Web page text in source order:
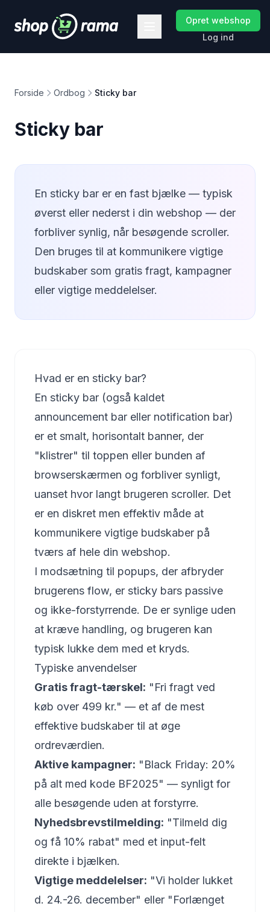
Opret webshop
Log ind
Forside Ordbog Sticky bar
Sticky bar
En sticky bar er en fast bjælke — typisk
øverst eller nederst i din webshop — der
forbliver synlig, når besøgende scroller.
Den bruges til at kommunikere vigtige
budskaber som gratis fragt, kampagner
eller vigtige meddelelser.
Hvad er en sticky bar?
En sticky bar (også kaldet
announcement bar eller notification bar)
er et smalt, horisontalt banner, der
"klistrer" til toppen eller bunden af
browserskærmen og forbliver synligt,
uanset hvor langt brugeren scroller. Det
er en diskret men effektiv måde at
kommunikere vigtige budskaber på
tværs af hele din webshop.
I modsætning til popups, der afbryder
brugerens flow, er sticky bars passive
og ikke-forstyrrende. De er synlige uden
at kræve handling, og brugeren kan
typisk lukke dem med et kryds.
Typiske anvendelser
Gratis fragt-tærskel: "Fri fragt ved
køb over 499 kr." — et af de mest
effektive budskaber til at øge
ordreværdien.
Aktive kampagner: "Black Friday: 20%
på alt med kode BF2025" — synligt for
alle besøgende uden at forstyrre.
Nyhedsbrevstilmelding: "Tilmeld dig
og få 10% rabat" med et input-felt
direkte i bjælken.
Vigtige meddelelser: "Vi holder lukket
d. 24.-26. december" eller "Forlænget